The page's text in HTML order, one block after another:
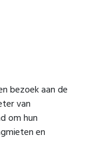
bezoek aan de
van
om hun
en